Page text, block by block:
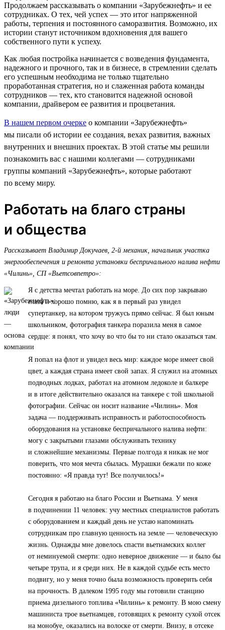
Продолжаем рассказывать о компании «Зарубежнефть» и ее
сотрудниках. О тех, чей успех — это итог напряженной
работы, терпения и постоянного саморазвития. Возможно, их
истории станут источником вдохновения для вашего
собственного пути к успеху.
Как любая постройка начинается с возведения фундамента,
надежного и прочного, так и в бизнесе, в стремлении сделать
его успешным необходима не только тщательно
проработанная стратегия, но и слаженная работа команды
сотрудников — тех, кто становится надежной основой
компании, драйвером ее развития и процветания.
В нашем первом очерке о компании «Зарубежнефть»
мы писали об истории ее создания, вехах развития, важных
внутренних и внешних проектах. В этой статье мы решили
познакомить вас с нашими коллегами — сотрудниками
группы компаний «Зарубежнефть», которые работают
по всему миру.
Работать на благо страны
и общества
Рассказывает Владимир Докучаев, 2-й механик, начальник участка
энергообеспечения и ремонта установки беспричального налива нефти
«Чилинь», СП «Вьетсовпетро»:
Я с детства мечтал работать на море. До сих пор закрываю
глаза и хорошо помню, как я в первый раз увидел
супертанкер, на котором тружусь прямо сейчас. Я был юным
школьником, фотография танкера поразила меня в самое
сердце: я понял, что хочу во что бы то ни стало оказаться там.
Я попал на флот и увидел весь мир: каждое море имеет свой
цвет, а каждая страна имеет свой запах. Я служил на атомных
подводных лодках, работал на атомном ледоколе и балкере
и в итоге действительно оказался на танкере с той школьной
фотографии. Сейчас он носит название «Чилинь». Моя
задача — поддерживать исправность и работоспособность
оборудования на установке беспричального налива нефти:
могу с закрытыми глазами обслуживать технику
и сложнейшие механизмы. Первые полгода я никак не мог
поверить, что моя мечта сбылась. Мурашки бежали по коже
постоянно: «Я правда тут! Все получилось!»
Сегодня я работаю на благо России и Вьетнама. У меня
в подчинении 11 человек: учу местных специалистов работать
с оборудованием и каждый день не устаю напоминать
сотрудникам про главную ценность на земле — человеческую
жизнь. Однажды мне довелось спасти вьетнамских коллег
от неминуемой смерти: одно неверное движение — и было бы
четыре трупа, и я среди них. Не в каждой судьбе есть место
подвигу, но у меня точно была возможность проверить себя
на прочность. В далеком 1995 году мы готовили станцию
приема дизельного топлива «Чилинь» к ремонту. В мою смену
машиниста трое вьетнамцев, готовящих к ремонту сухой отсек
на монобуе, оказались на волоске от смерти. Внизу, в отсеке